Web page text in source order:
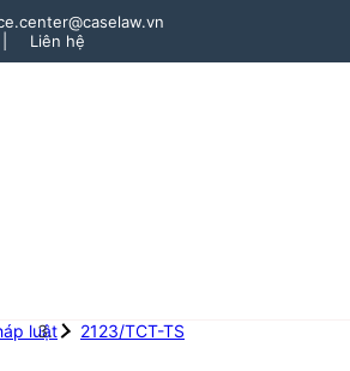
Liên hệ
luật 2123/TCT-TS